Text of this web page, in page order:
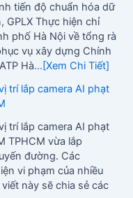
tiến độ chuẩn hóa dữ
GPLX Thực hiện chỉ
phố Hà Nội về tổng rà
vụ xây dựng Chính
Hà...[Xem Chi Tiết]
trí lắp camera AI phạt
trí lắp camera AI phạt
TPHCM vừa lắp
đường. Các
vi phạm của nhiều
này sẽ chia sẻ các